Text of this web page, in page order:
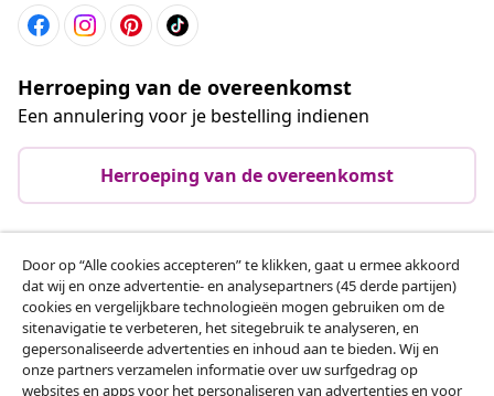
Herroeping van de overeenkomst
Een annulering voor je bestelling indienen
Herroeping van de overeenkomst
Klantenservice
Zakelijk
Door op “Alle cookies accepteren” te klikken, gaat u ermee akkoord
dat wij en onze advertentie- en analysepartners (45 derde partijen)
cookies en vergelijkbare technologieën mogen gebruiken om de
sitenavigatie te verbeteren, het sitegebruik te analyseren, en
gepersonaliseerde advertenties en inhoud aan te bieden. Wij en
onze partners verzamelen informatie over uw surfgedrag op
websites en apps voor het personaliseren van advertenties en voor